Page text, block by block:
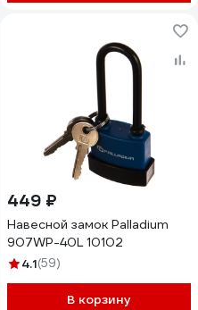
449 ₽
Навесной замок Palladium
907WP-40L 10102
4.1(59)
В корзину